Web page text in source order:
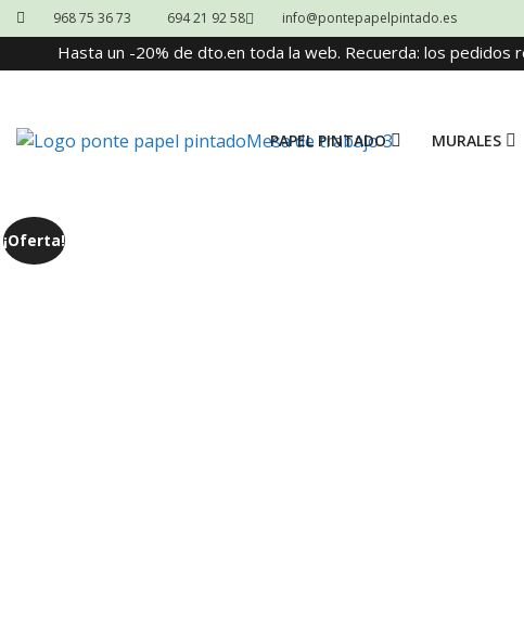
968 75 36 73 694 21 92 58 info@pontepapelpintado.es
Hasta un -20% de dto.en toda la web. Recuerda: los
PAPEL PINTADO MURALES
¡Oferta!